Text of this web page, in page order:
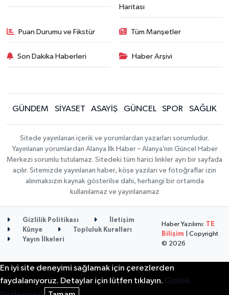
Haritası
Puan Durumu ve Fikstür Tüm Manşetler
Son Dakika Haberleri Haber Arşivi
GÜNDEM SİYASET ASAYİŞ GÜNCEL SPOR SAĞLIK
Sitede yayınlanan içerik ve yorumlardan yazarları sorumludur.
Yayınlanan yorumlardan Alanya İlk Haber – Alanya’nın Güncel Haber
Merkezi sorumlu tutulamaz. Sitedeki tüm harici linkler ayrı bir sayfada
açılır. Sitemizde yayınlanan haber, köşe yazıları ve fotoğraflar izin
alınmaksızın kaynak gösterilse dahi, herhangi bir ortamda
kullanılamaz ve yayınlanamaz
Gizlilik Politikası
İletişim
Künye
Topluluk Kuralları
Yayın İlkeleri
Haber Yazılımı: TE
Bilişim | Copyright
© 2026
En iyi site deneyimi sağlamak için çerezlerden
faydalanıyoruz. Detaylar için lütfen tıklayın. Gizlilik